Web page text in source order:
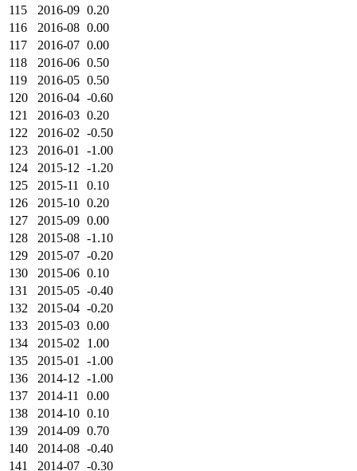
115
2016-09 0.20
116
2016-08 0.00
117
2016-07 0.00
118
2016-06 0.50
119
2016-05 0.50
120
2016-04 -0.60
121
2016-03 0.20
122
2016-02 -0.50
123
2016-01
-1.00
124
2015-12 -1.20
125
2015-11
0.10
126
2015-10 0.20
127
2015-09 0.00
128
2015-08 -1.10
129
2015-07 -0.20
130
2015-06 0.10
131
2015-05 -0.40
132
2015-04 -0.20
133
2015-03 0.00
134
2015-02
1.00
135
2015-01
-1.00
136
2014-12 -1.00
137
2014-11
0.00
138
2014-10 0.10
139
2014-09 0.70
140
2014-08 -0.40
141
2014-07 -0.30